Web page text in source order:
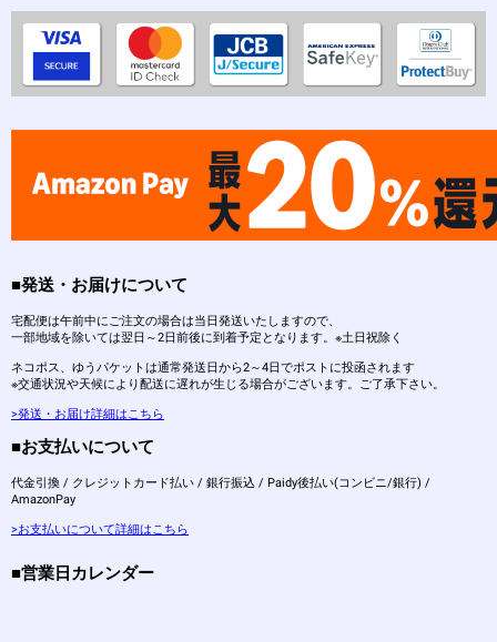
■発送・お届けについて
宅配便は午前中にご注文の場合は当日発送いたしますので、
一部地域を除いては翌日～2日前後に到着予定となります。※土日祝除く
ネコポス、ゆうパケットは通常発送日から2～4日でポストに投函されます
※交通状況や天候により配送に遅れが生じる場合がございます。ご了承下さい。
>発送・お届け詳細はこちら
■お支払いについて
代金引換 / クレジットカード払い / 銀行振込 / Paidy後払い(コンビニ/銀行) /
AmazonPay
>お支払いについて詳細はこちら
■営業日カレンダー